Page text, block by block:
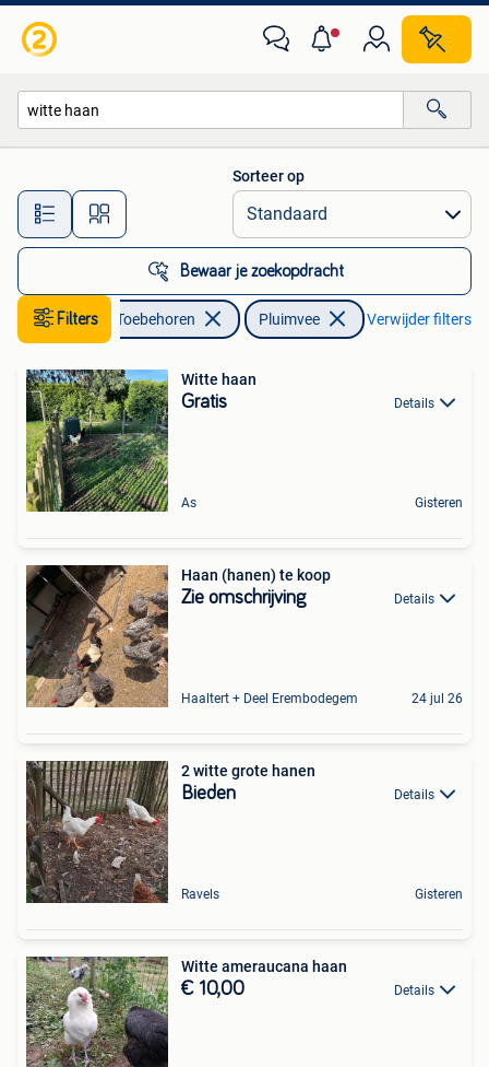
Alle afstanden…
Sorteer op
Bewaar je zoekopdracht
Filters
Dieren en Toebehoren Pluimvee Verwijder filters
Witte haan
Gratis Details
As Gisteren
Haan (hanen) te koop
Zie omschrijving Details
Haaltert + Deel Erembodegem 24 jul 26
2 witte grote hanen
Bieden Details
Ravels Gisteren
Witte ameraucana haan
€ 10,00 Details